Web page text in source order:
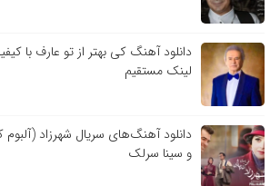
دانلود آهنگ کی بهتر از تو عارف با
لینک مستقیم
دانلود آهنگ‌های سریال شهرزاد
و سینا سرلک